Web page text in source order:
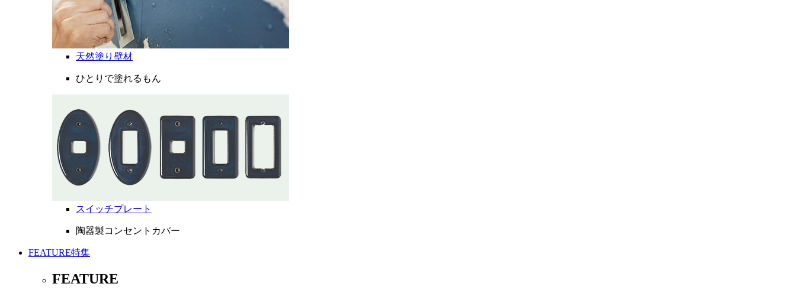
天然塗り壁材
ひとりで塗れるもん
スイッチプレート
陶器製コンセントカバー
FEATURE特集
FEATURE